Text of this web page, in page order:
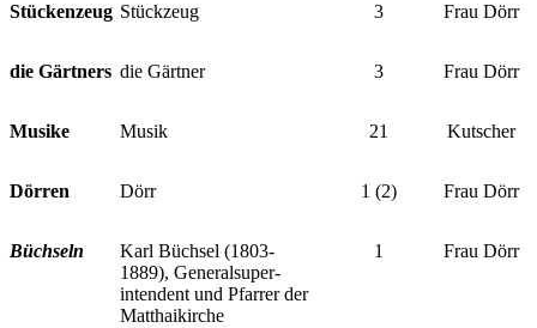
Stückenzeug Stückzeug 3 Frau Dörr
die Gärtners die Gärtner 3 Frau Dörr
Musike Musik 21 Kutscher
Dörren Dörr 1 (2) Frau Dörr
Büchseln
Karl Büchsel (1803-
1889), Generalsuper-
intendent und Pfarrer der
Matthaikirche
1 Frau Dörr